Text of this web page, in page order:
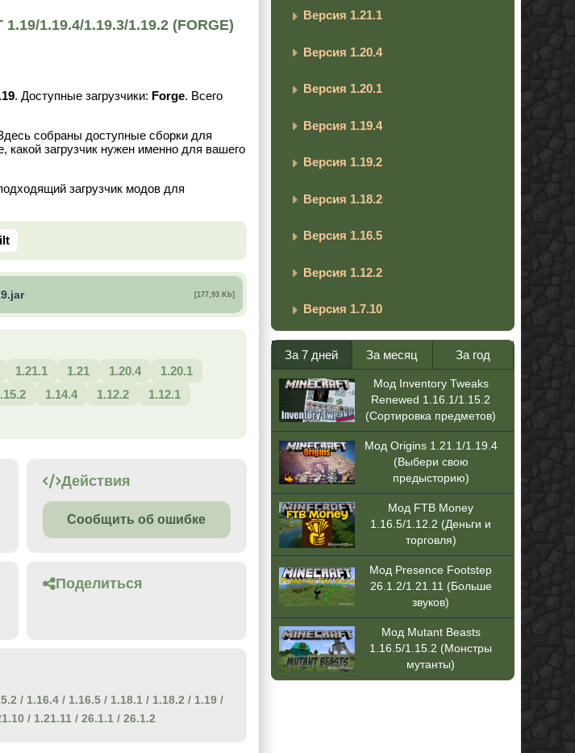
1.19.4/1.19.3/1.19.2 (FORGE)
. Доступные загрузчики: Forge. Всего
собраны доступные сборки для
какой загрузчик нужен именно для вашего
загрузчик модов для
[177,93 Kb]
1.21.1 1.21 1.20.4
1.20.1
1.14.4 1.12.2
1.12.1
Действия
Сообщить об ошибке
Поделиться
/ 1.16.4 / 1.16.5 / 1.18.1 / 1.18.2 / 1.19 /
/ 1.21.11 / 26.1.1 / 26.1.2
Версия 1.21.1
Версия 1.20.4
Версия 1.20.1
Версия 1.19.4
Версия 1.19.2
Версия 1.18.2
Версия 1.16.5
Версия 1.12.2
Версия 1.7.10
За 7 дней За месяц За год
Мод Inventory Tweaks
Renewed 1.16.1/1.15.2
(Сортировка предметов)
Мод Origins 1.21.1/1.19.4
(Выбери свою
предысторию)
Мод FTB Money
1.16.5/1.12.2 (Деньги и
торговля)
Мод Presence Footstep
26.1.2/1.21.11 (Больше
звуков)
Мод Mutant Beasts
1.16.5/1.15.2 (Монстры
мутанты)